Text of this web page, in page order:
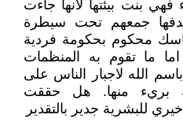
بنت بيئتها لانها جآءت
جمعهم تحت سيطرة
محكوم بحكومة فردية
ما تقوم به المنظمات
الله لاجبار الناس على
بريء منها. هل حققت
للبشرية جدير بالتقدير